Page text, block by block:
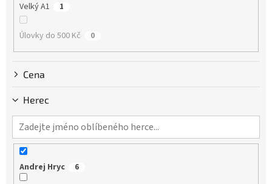
Velký A1 1
Úlovky do 500 Kč 0
Cena
Herec
Andrej Hryc 6